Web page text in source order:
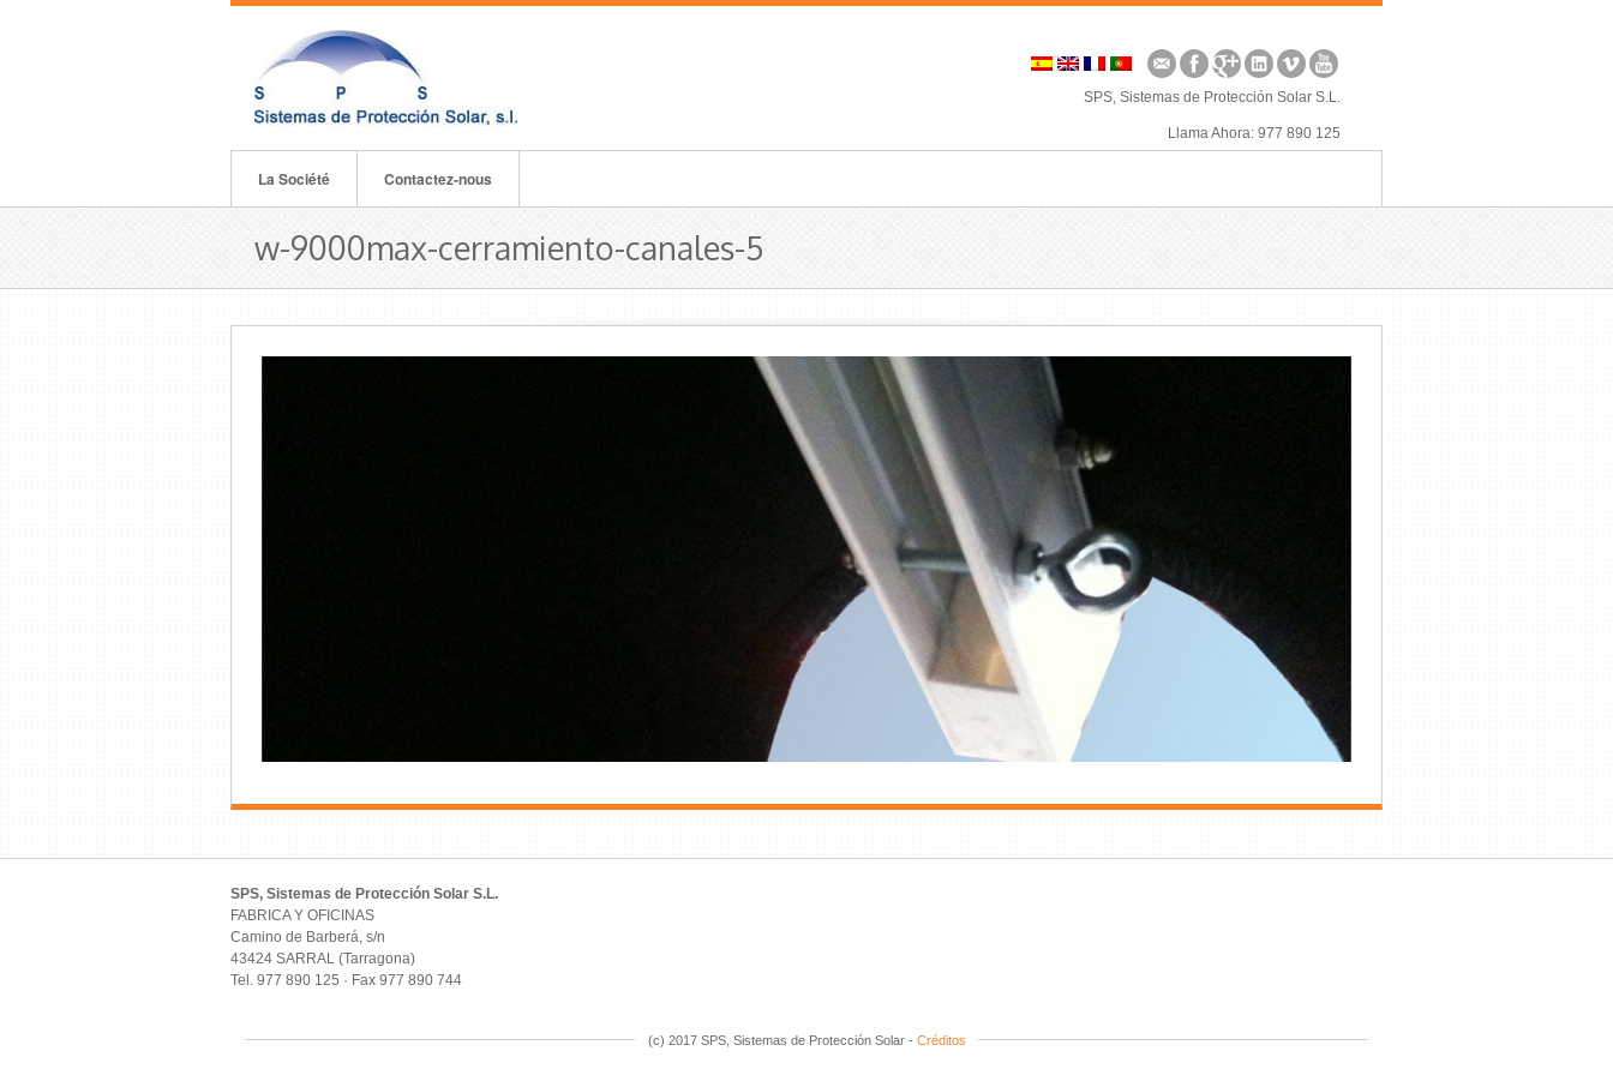
SPS, Sistemas de Protección Solar S.L.
Llama Ahora: 977 890 125
La Société Contactez-nous
w-9000max-cerramiento-canales-5
SPS, Sistemas de Protección Solar S.L.
FABRICA Y OFICINAS
Camino de Barberá, s/n
43424 SARRAL (Tarragona)
Tel. 977 890 125 · Fax 977 890 744
(c) 2017 SPS, Sistemas de Protección Solar - Créditos